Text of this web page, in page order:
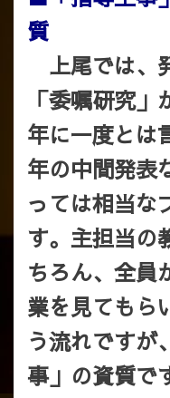
質
上尾では、
「委嘱研究
年に一度とは
年の中間発表
っては相当な
す。主担当の
ちろん、全員
業を見てもら
う流れですが
事」の資質で